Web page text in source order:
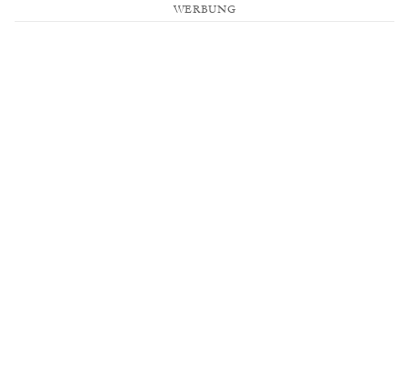
WERBUNG